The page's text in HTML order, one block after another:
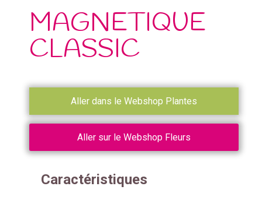
MAGNETIQUE
CLASSIC
Aller dans le Webshop Plantes
Aller sur le Webshop Fleurs
Caractéristiques